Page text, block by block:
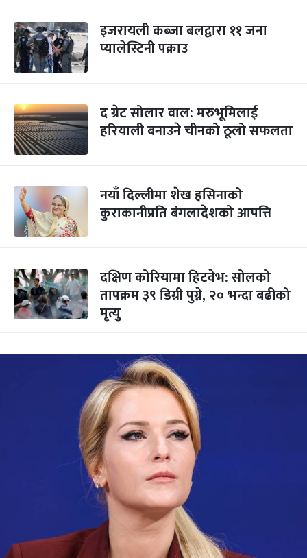
इजरायली कब्जा बलद्वारा ११ जना
प्यालेस्टिनी पक्राउ
द ग्रेट सोलार वाल: मरुभूमिलाई
हरियाली बनाउने चीनको ठूलो सफलता
नयाँ दिल्लीमा शेख हसिनाको
कुराकानीप्रति बंगलादेशको आपत्ति
दक्षिण कोरियामा हिटवेभ: सोलको
तापक्रम ३९ डिग्री पुग्ने, २० भन्दा बढीको
मृत्यु